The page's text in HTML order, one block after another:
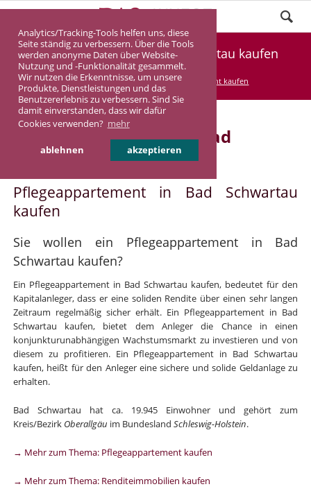
Analytics/Tracking-Tools helfen uns, diese
Seite ständig zu verbessern. Über die Tools
werden anonyme Daten über Website-
Nutzung und -Funktionalität gesammelt.
Wir nutzen die Erkenntnisse, um unsere
Produkte, Dienstleistungen und das
Benutzererlebnis zu verbessern. Sind Sie
damit einverstanden, dass wir dafür
Cookies verwenden? mehr
ablehnen akzeptieren
Pflegeappartement Bad Schwartau kaufen
DASINVEST Service Pflegeappartement kaufen
Pflegeappartement in Bad
Schwartau
Pflegeappartement in Bad Schwartau
kaufen
Sie wollen ein Pflegeappartement in Bad
Schwartau kaufen?
Ein Pflegeappartement in Bad Schwartau kaufen, bedeutet für den
Kapitalanleger, dass er eine soliden Rendite über einen sehr langen
Zeitraum regelmäßig sicher erhält. Ein Pflegeappartement in Bad
Schwartau kaufen, bietet dem Anleger die Chance in einen
konjunkturunabhängigen Wachstumsmarkt zu investieren und von
diesem zu profitieren. Ein Pflegeappartement in Bad Schwartau
kaufen, heißt für den Anleger eine sichere und solide Geldanlage zu
erhalten.
Bad Schwartau hat ca. 19.945 Einwohner und gehört zum
Kreis/Bezirk Oberallgäu im Bundesland Schleswig-Holstein.
→ Mehr zum Thema: Pflegeappartement kaufen
→ Mehr zum Thema: Renditeimmobilien kaufen